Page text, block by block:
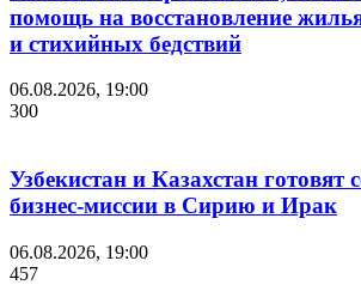
помощь на восстановление
и стихийных бедствий
06.08.2026, 19:00
300
Узбекистан и Казахстан готовят
бизнес-миссии в Сирию и Ирак
06.08.2026, 19:00
457